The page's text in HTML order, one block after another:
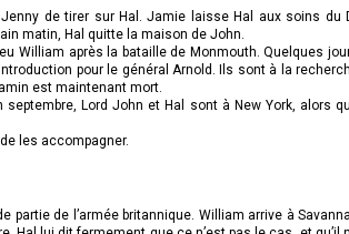
de tirer sur Hal. Jamie laisse Hal aux soins du
matin, Hal quitte la maison de John.
William après la bataille de Monmouth. Quelques
pour le général Arnold. Ils sont à la
est maintenant mort.
Lord John et Hal sont à New York, alors
les accompagner.
partie de l’armée britannique. William arrive à